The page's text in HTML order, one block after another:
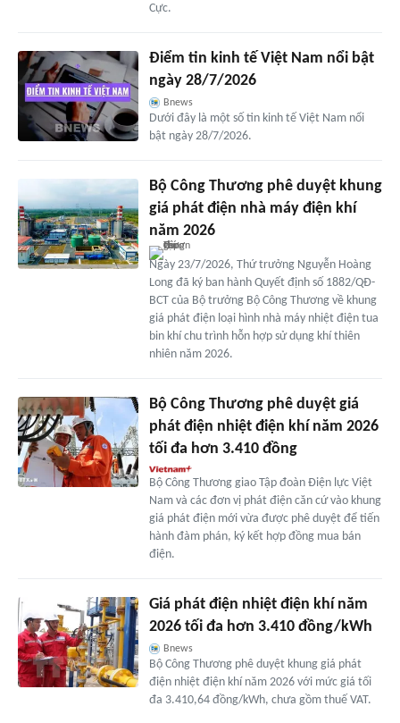
Cực.
Điểm tin kinh tế Việt Nam nổi bật
ngày 28/7/2026
Bnews
Dưới đây là một số tin kinh tế Việt Nam nổi
bật ngày 28/7/2026.
Bộ Công Thương phê duyệt khung
giá phát điện nhà máy điện khí
năm 2026
Ngày 23/7/2026, Thứ trưởng Nguyễn Hoàng
Long đã ký ban hành Quyết định số 1882/QĐ-
BCT của Bộ trưởng Bộ Công Thương về khung
giá phát điện loại hình nhà máy nhiệt điện tua
bin khí chu trình hỗn hợp sử dụng khí thiên
nhiên năm 2026.
Bộ Công Thương phê duyệt giá
phát điện nhiệt điện khí năm 2026
tối đa hơn 3.410 đồng
Bộ Công Thương giao Tập đoàn Điện lực Việt
Nam và các đơn vị phát điện căn cứ vào khung
giá phát điện mới vừa được phê duyệt để tiến
hành đàm phán, ký kết hợp đồng mua bán
điện.
Giá phát điện nhiệt điện khí năm
2026 tối đa hơn 3.410 đồng/kWh
Bnews
Bộ Công Thương phê duyệt khung giá phát
điện nhiệt điện khí năm 2026 với mức giá tối
đa 3.410,64 đồng/kWh, chưa gồm thuế VAT.